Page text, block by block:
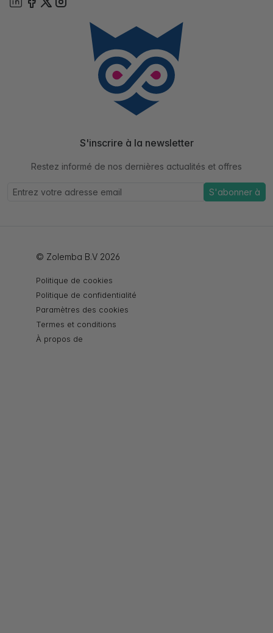
S'inscrire à la newsletter
Restez informé de nos dernières actualités et offres
S'abonner à
© Zolemba B.V 2026
Politique de cookies
Politique de confidentialité
Paramètres des cookies
Termes et conditions
À propos de